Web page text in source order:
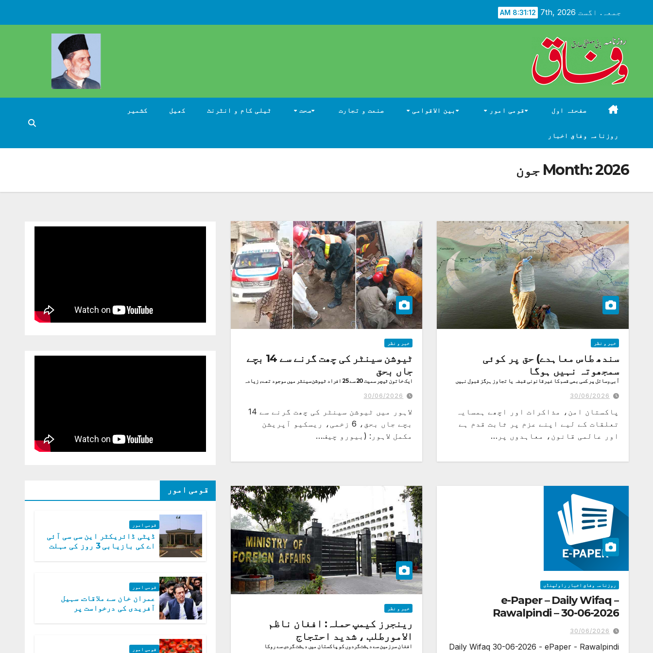
جمعہ. اگست 7th, 2026 8:31:13 AM
صفحئہ اول قومی امور بین الاقوامی صنعت و تجارت صحت ٹیلی کام و انٹرنٹ کھیل کشمیر
روزنامہ وفاق اخبار
Month:2026 جون
خبر و نظر
سندھ طاس معاہدے) حق پر کوئی
سمجھوتہ نہیں ہوگا
آبی وسائل پر کسی بھی قسم کا غیرقانونی قبضہ یا تجاوز ہرگز قبول نہیں
30/06/2026
پاکستان امن، مذاکرات اور اچھے ہمسایہ
تعلقات کے لیے اپنے عزم پر ثابت قدم ہے
اور عالمی قانون، معاہدوں پر…
خبر و نظر
ٹیوشن سینٹر کی چھت گرنے سے 14 بچے
جاں بحق
ایک خاتون ٹیچر سمیت 20 سے 25 افراد ٹیوشن سینٹر میں موجود تھے، زیادہ
30/06/2026
لاہور میں ٹیوشن سینٹر کی چھت گرنے سے 14
بچے جاں بحق، 6 زخمی، ریسکیو آپریشن
مکمل لاہور: (بیورو چیف…
روزنامہ وفاق اخبار راولپنڈی
e-Paper – Daily Wifaq –
Rawalpindi – 30-06-2026
30/06/2026
Daily Wifaq 30-06-2026 - ePaper - Rawalpindi
خبر و نظر
رینجرز کیمپ حملہ: افغان ناظم
الامورطلب ، شدید احتجاج
افغان سرزمین سے دہشت گردوں کو پاکستان میں دہشت گردی سے روکا
قومی امور
قومی امور
ڈپٹی ڈائریکٹر این سی سی آئی
اے کی بازیابی 3 روز کی مہلت
قومی امور
عمران خان سے ملاقات. سہیل
آفریدی کی درخواست پر
قومی امور